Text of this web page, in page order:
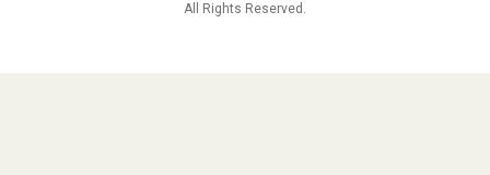
All Rights Reserved.